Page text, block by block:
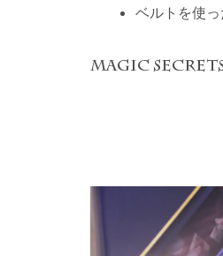
ベルトを使
MAGIC